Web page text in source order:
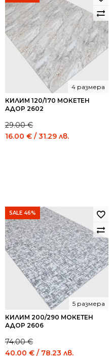
КИЛИМ 120/170 МОКЕТЕН
АДОР 2602
4 размера
29.00€
Original
16.00 € / 31.29 лв.
SALE 46%
КИЛИМ 200/290 МОКЕТЕН
АДОР 2606
5 размера
74.00€
Original
40.00 € / 78.23 лв.